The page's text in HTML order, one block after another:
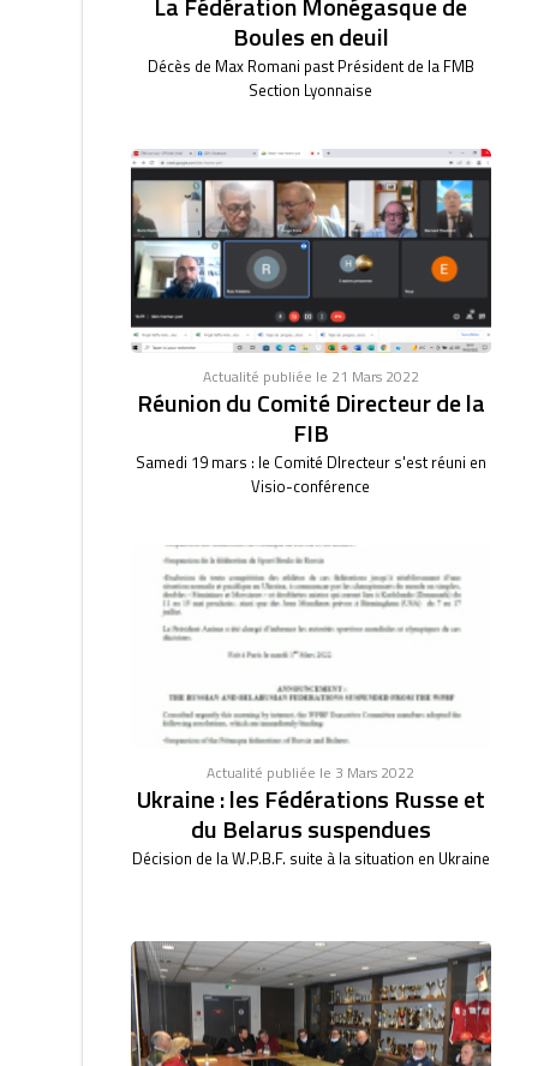
Boules en deuil
Décès de Max Romani past Président de la FMB
Section Lyonnaise
Actualité publiée le 21 Mars 2022
Réunion du Comité Directeur de la
FIB
Samedi 19 mars : le Comité DIrecteur s'est réuni en
Visio-conférence
Actualité publiée le 3 Mars 2022
Ukraine : les Fédérations Russe et
du Belarus suspendues
Décision de la W.P.B.F. suite à la situation en Ukraine